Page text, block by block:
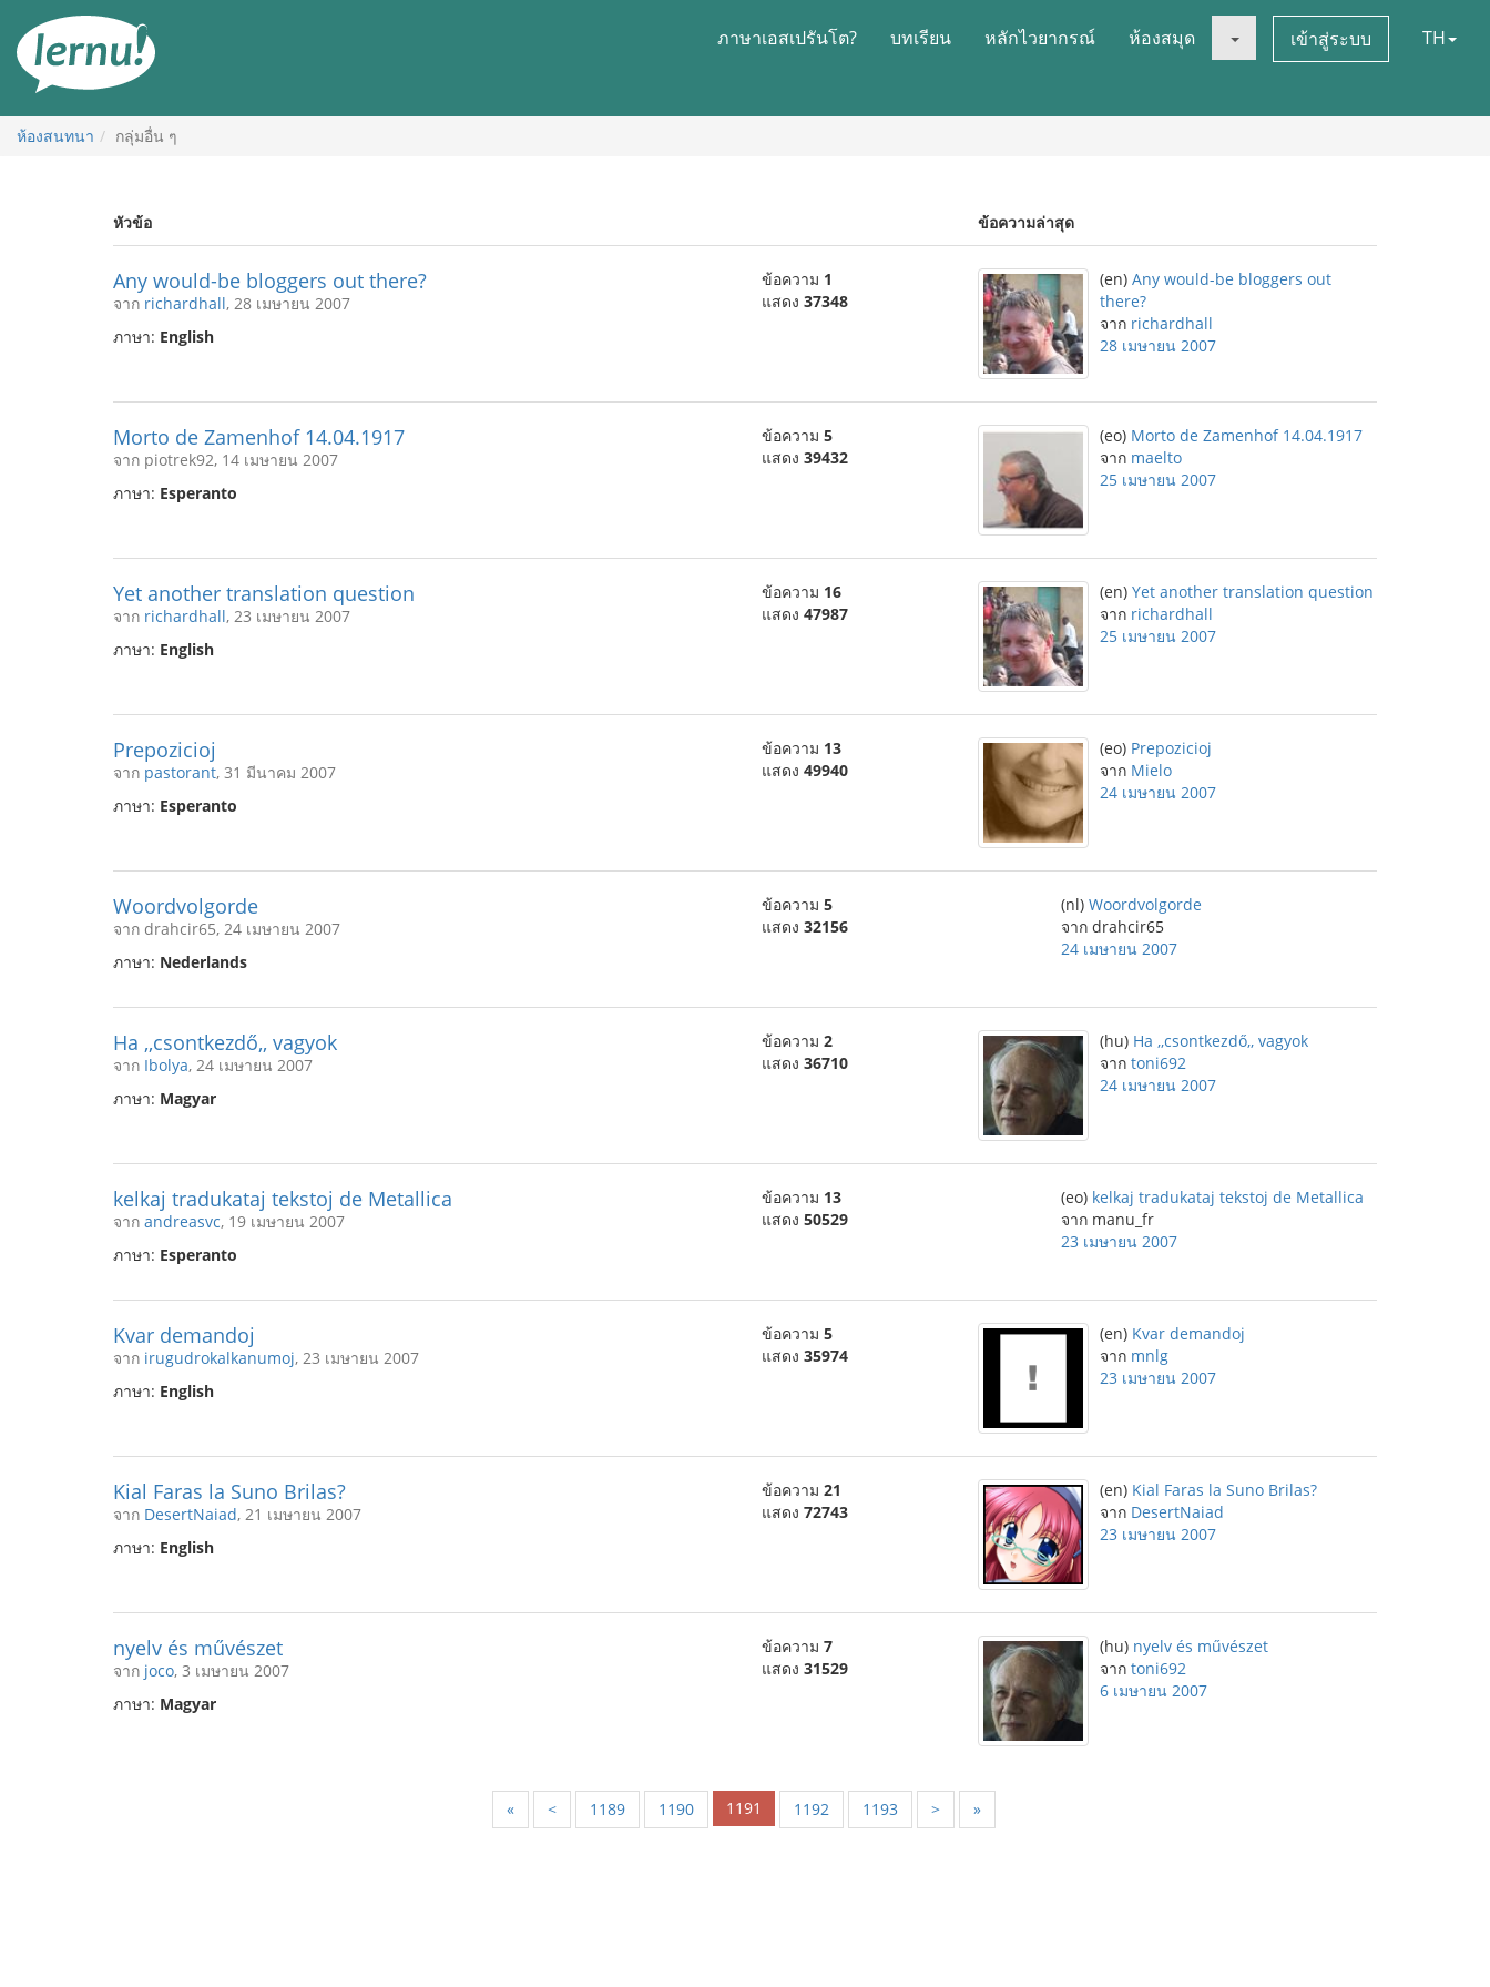
สารบัญ
ภาษาเอสเปรันโต? บทเรียน หลักไวยากรณ์ ห้องสมุด เข้าสู่ระบบ TH
ห้องสนทนา กลุ่มอื่น ๆ
หัวข้อ ข้อความล่าสุด
Any would-be bloggers out there?
จาก richardhall, 28 เมษายน 2007
ภาษา: English
ข้อความ 1
แสดง 37348
(en) Any would-be bloggers out
there?
จาก richardhall
28 เมษายน 2007
Morto de Zamenhof 14.04.1917
จาก piotrek92, 14 เมษายน 2007
ภาษา: Esperanto
ข้อความ 5
แสดง 39432
(eo) Morto de Zamenhof 14.04.1917
จาก maelto
25 เมษายน 2007
Yet another translation question
จาก richardhall, 23 เมษายน 2007
ภาษา: English
ข้อความ 16
แสดง 47987
(en) Yet another translation question
จาก richardhall
25 เมษายน 2007
Prepozicioj
จาก pastorant, 31 มีนาคม 2007
ภาษา: Esperanto
ข้อความ 13
แสดง 49940
(eo) Prepozicioj
จาก Mielo
24 เมษายน 2007
Woordvolgorde
จาก drahcir65, 24 เมษายน 2007
ภาษา: Nederlands
ข้อความ 5
แสดง 32156
(nl) Woordvolgorde
จาก drahcir65
24 เมษายน 2007
Ha ,,csontkezdő,, vagyok
จาก Ibolya, 24 เมษายน 2007
ภาษา: Magyar
ข้อความ 2
แสดง 36710
(hu) Ha ,,csontkezdő,, vagyok
จาก toni692
24 เมษายน 2007
kelkaj tradukataj tekstoj de Metallica
จาก andreasvc, 19 เมษายน 2007
ภาษา: Esperanto
ข้อความ 13
แสดง 50529
(eo) kelkaj tradukataj tekstoj de Metallica
จาก manu_fr
23 เมษายน 2007
Kvar demandoj
จาก irugudrokalkanumoj, 23 เมษายน 2007
ภาษา: English
ข้อความ 5
แสดง 35974
(en) Kvar demandoj
จาก mnlg
23 เมษายน 2007
Kial Faras la Suno Brilas?
จาก DesertNaiad, 21 เมษายน 2007
ภาษา: English
ข้อความ 21
แสดง 72743
(en) Kial Faras la Suno Brilas?
จาก DesertNaiad
23 เมษายน 2007
nyelv és művészet
จาก joco, 3 เมษายน 2007
ภาษา: Magyar
ข้อความ 7
แสดง 31529
(hu) nyelv és művészet
จาก toni692
6 เมษายน 2007
« < 1189 1190 1191 1192 1193 > »